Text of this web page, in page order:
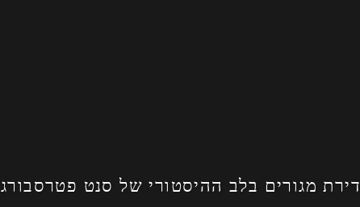
דירת מגורים בלב ההיסטורי של סנט פטרסבורג